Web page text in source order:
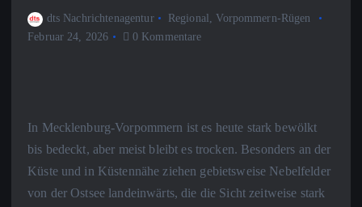
dts Nachrichtenagentur Regional ,Vorpommern-Rügen
Februar 24, 2026
0 Kommentare
In Mecklenburg-Vorpommern ist es heute stark bewölkt
bis bedeckt, aber meist bleibt es trocken. Besonders an der
Küste und in Küstennähe ziehen gebietsweise Nebelfelder
von der Ostsee landeinwärts, die die Sicht zeitweise stark